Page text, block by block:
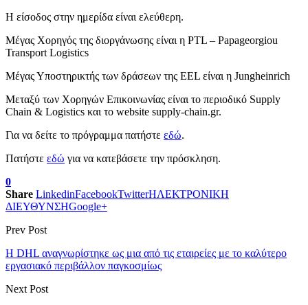
Η είσοδος στην ημερίδα είναι ελεύθερη.
Μέγας Χορηγός της διοργάνωσης είναι η PTL – Papageorgiou
Transport Logistics
Μέγας Υποστηρικτής των δράσεων της EEL είναι η Jungheinrich
Μεταξύ των Χορηγών Επικοινωνίας είναι το περιοδικό Supply
Chain & Logistics και το website supply-chain.gr.
Για να δείτε το πρόγραμμα πατήστε εδώ.
Πατήστε εδώ για να κατεβάσετε την πρόσκληση.
0
Share LinkedinFacebookTwitterΗΛΕΚΤΡΟΝΙΚΗ
ΔΙΕΥΘΥΝΣΗGoogle+
Prev Post
Η DHL αναγνωρίστηκε ως μια από τις εταιρείες με το καλύτερο
εργασιακό περιβάλλον παγκοσμίως
Next Post